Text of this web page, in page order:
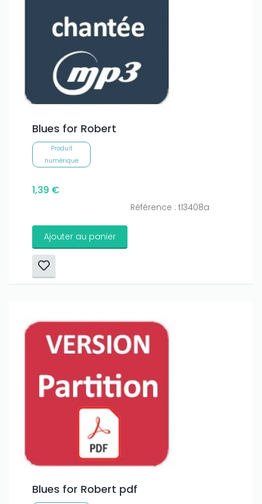
Blues for Robert
Produit
numérique
1,39 €
Référence : tl3408a
Ajouter au panier
Blues for Robert pdf
Only play at Joo casinoif you really want to win a huge
amount on your credits!